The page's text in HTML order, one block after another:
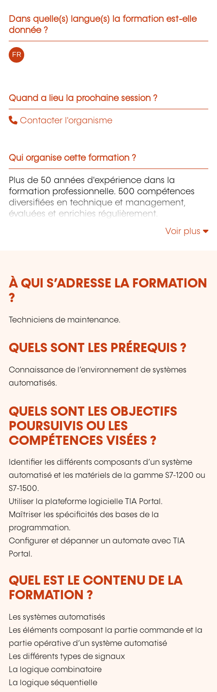
Dans quelle(s) langue(s) la formation est-elle
donnée ?
FR
Quand a lieu la prochaine session ?
Contacter l'organisme
Qui organise cette formation ?
Plus de 50 années d'expérience dans la
formation professionnelle. 500 compétences
diversifiées en technique et management,
évaluées et enrichies régulièrement.
Voir plus
À QUI S’ADRESSE LA FORMATION
?
Techniciens de maintenance.
QUELS SONT LES PRÉREQUIS ?
Connaissance de l’environnement de systèmes
automatisés.
QUELS SONT LES OBJECTIFS
POURSUIVIS OU LES
COMPÉTENCES VISÉES ?
Identifier les différents composants d’un système
automatisé et les matériels de la gamme S7-1200 ou
S7-1500.
Utiliser la plateforme logicielle TIA Portal.
Maîtriser les spécificités des bases de la
programmation.
Configurer et dépanner un automate avec TIA
Portal.
QUEL EST LE CONTENU DE LA
FORMATION ?
Les systèmes automatisés
Les éléments composant la partie commande et la
partie opérative d’un système automatisé
Les différents types de signaux
La logique combinatoire
La logique séquentielle